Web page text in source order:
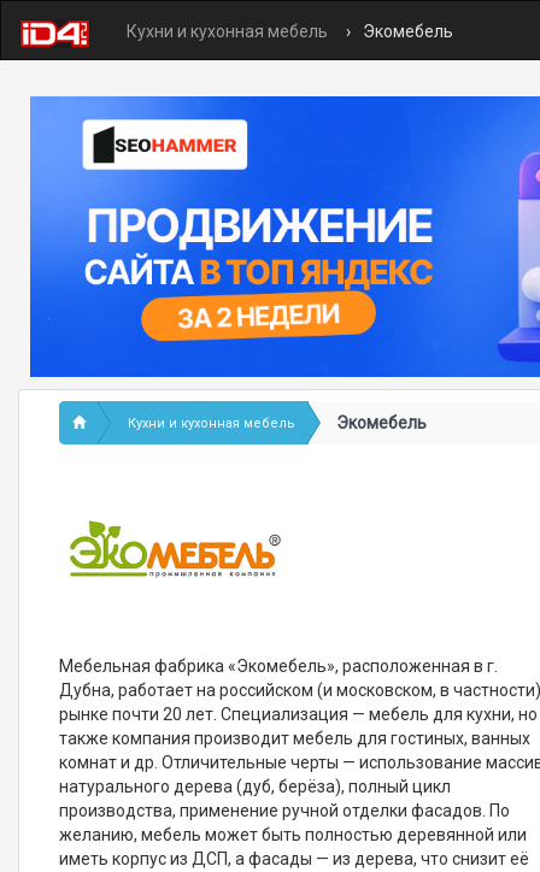
Кухни и кухонная мебель Экомебель
Кухни и кухонная мебель Экомебель
Мебельная фабрика «Экомебель», расположенная в г.
Дубна, работает на российском (и московском, в
рынке почти 20 лет. Специализация — мебель для кухни, но
также компания производит мебель для гостиных, ванных
комнат и др. Отличительные черты — использование
натурального дерева (дуб, берёза), полный цикл
производства, применение ручной отделки фасадов. По
желанию, мебель может быть полностью деревянной или
иметь корпус из ДСП, а фасады — из дерева, что снизит её